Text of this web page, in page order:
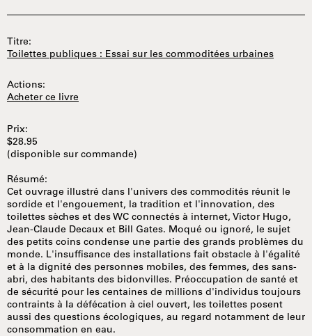
Titre:
Toilettes publiques : Essai sur les commoditées urbaines
Actions:
Acheter ce livre
Prix:
$28.95
(disponible sur commande)
Résumé:
Cet ouvrage illustré dans l'univers des commodités réunit le
sordide et l'engouement, la tradition et l'innovation, des
toilettes sèches et des WC connectés à internet, Victor Hugo,
Jean-Claude Decaux et Bill Gates. Moqué ou ignoré, le sujet
des petits coins condense une partie des grands problèmes du
monde. L'insuffisance des installations fait obstacle à l'égalité
et à la dignité des personnes mobiles, des femmes, des sans-
abri, des habitants des bidonvilles. Préoccupation de santé et
de sécurité pour les centaines de millions d'individus toujours
contraints à la défécation à ciel ouvert, les toilettes posent
aussi des questions écologiques, au regard notamment de leur
consommation en eau.